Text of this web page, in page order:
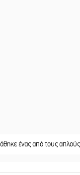
από τους απλούς,